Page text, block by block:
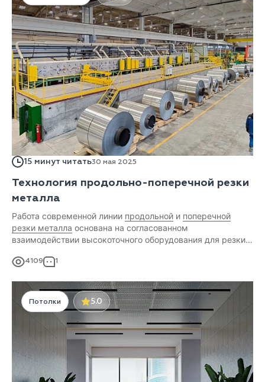
15 минут читать30 мая 2025
Технология продольно-поперечной резки
металла
Работа современной линии продольной и поперечной
резки металла основана на согласованном
взаимодействии высокоточного оборудования для резки с
интеллектуальных систем. Оптимизация всех этапов
высокого качества с низкими потерями сырья.
4109 1
Потолки 5.0